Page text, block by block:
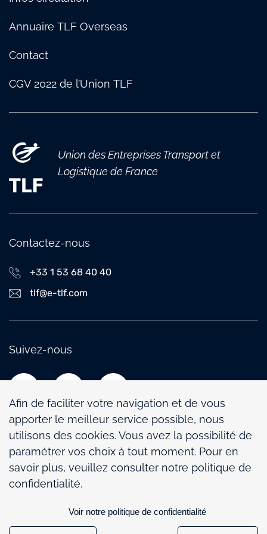
Union des Entreprises Transport et
Logistique de France
Contactez-nous
+33 1 53 68 40 40
tlf@e-tlf.com
Suivez-nous
Annuaire TLF Overseas
Contact
CGV 2022 de l’Union TLF
Politique de confidentialité
Mentions légales
Paramétrage des cookies
Afin de faciliter votre navigation et de vous
apporter le meilleur service possible, nous
utilisons des cookies. Vous avez la possibilité de
paramétrer vos choix à tout moment. Pour en
savoir plus, veuillez consulter notre politique de
confidentialité.
Voir notre politique de confidentialité